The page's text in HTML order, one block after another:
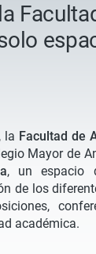
, la Facultad de
Mayor de
, un espacio
de los
académica.